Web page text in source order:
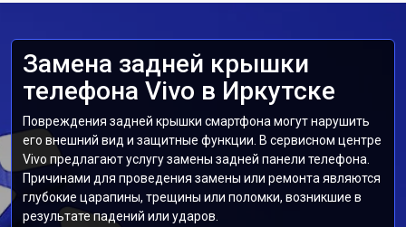
Замена задней крышки
телефона Vivo в Иркутске
Повреждения задней крышки смартфона могут нарушить
его внешний вид и защитные функции. В сервисном центре
Vivo предлагают услугу замены задней панели телефона.
Причинами для проведения замены или ремонта являются
глубокие царапины, трещины или поломки, возникшие в
результате падений или ударов.